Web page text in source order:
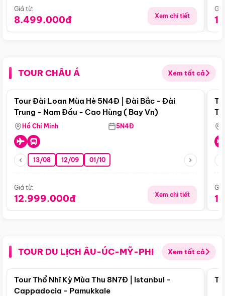
Giá từ:
8.499.000đ Xem chi tiết
TOUR CHÂU Á Xem tất cả
Điểm nổi bật
Tour Đài Loan Mùa Hè 5N4Đ | Đài Bắc - Đài
Trung - Nam Đầu - Cao Hùng ( Bay Vn)
Hồ Chí Minh 5N4Đ
13/08 12/09 01/10
Giá từ:
12.999.000đ Xem chi tiết
TOUR DU LỊCH ÂU-ÚC-MỸ-PHI Xem tất cả
Điểm nổi bật
Tour Thổ Nhĩ Kỳ Mùa Thu 8N7Đ | Istanbul -
Cappadocia - Pamukkale